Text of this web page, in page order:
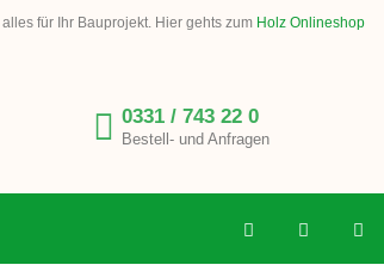
für Ihr Bauprojekt. Hier gehts zum Holz Onlineshop
0331 / 743 22 0
Bestell- und Anfragen